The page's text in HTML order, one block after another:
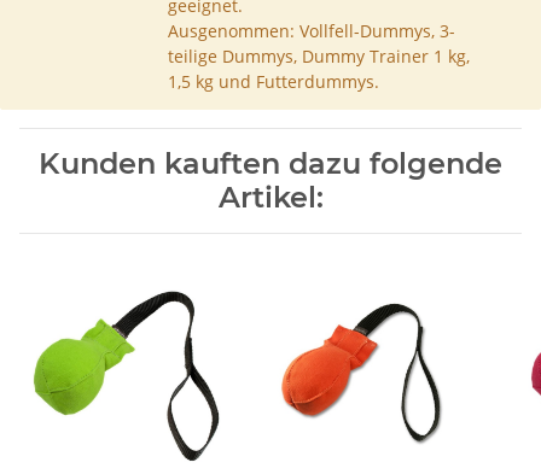
geeignet.
Ausgenommen: Vollfell-Dummys, 3-
teilige Dummys, Dummy Trainer 1 kg,
1,5 kg und Futterdummys.
Kunden kauften dazu folgende
Artikel: